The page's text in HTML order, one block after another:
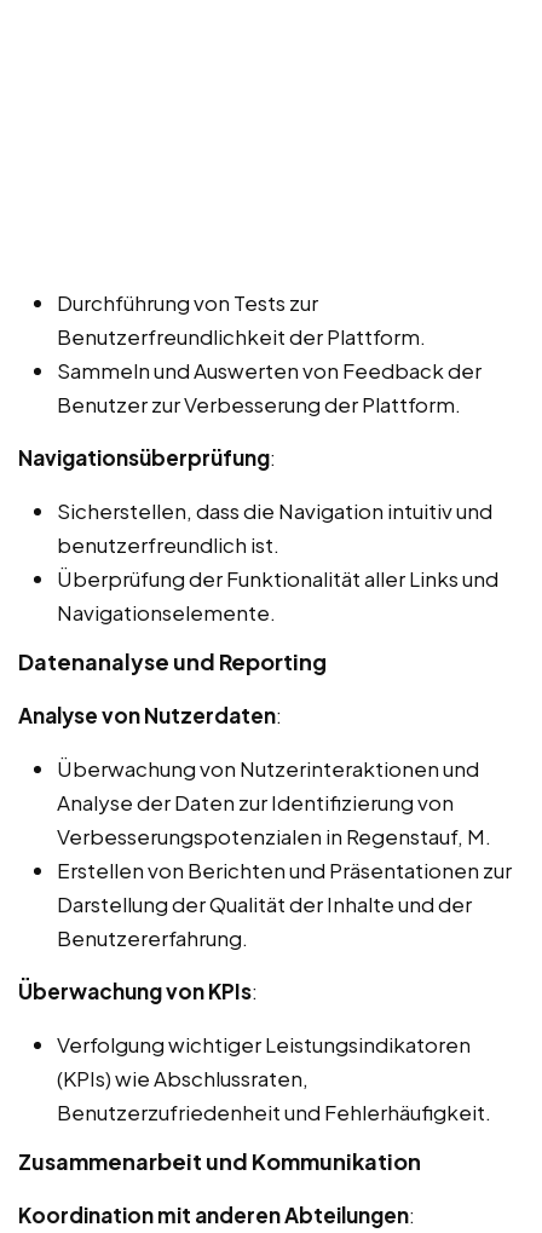
Durchführung von Tests zur
Benutzerfreundlichkeit der Plattform.
Sammeln und Auswerten von Feedback der
Benutzer zur Verbesserung der Plattform.
Navigationsüberprüfung:
Sicherstellen, dass die Navigation intuitiv und
benutzerfreundlich ist.
Überprüfung der Funktionalität aller Links und
Navigationselemente.
Datenanalyse und Reporting
Analyse von Nutzerdaten:
Überwachung von Nutzerinteraktionen und
Analyse der Daten zur Identifizierung von
Verbesserungspotenzialen in Regenstauf, M.
Erstellen von Berichten und Präsentationen zur
Darstellung der Qualität der Inhalte und der
Benutzererfahrung.
Überwachung von KPIs:
Verfolgung wichtiger Leistungsindikatoren
(KPIs) wie Abschlussraten,
Benutzerzufriedenheit und Fehlerhäufigkeit.
Zusammenarbeit und Kommunikation
Koordination mit anderen Abteilungen: